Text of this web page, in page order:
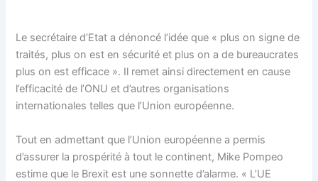
Le secrétaire d’Etat a dénoncé l’idée que « plus on signe de
traités, plus on est en sécurité et plus on a de bureaucrates
plus on est efficace ». Il remet ainsi directement en cause
l’efficacité de l’ONU et d’autres organisations
internationales telles que l’Union européenne.
Tout en admettant que l’Union européenne a permis
d’assurer la prospérité à tout le continent, Mike Pompeo
estime que le Brexit est une sonnette d’alarme. « L’UE